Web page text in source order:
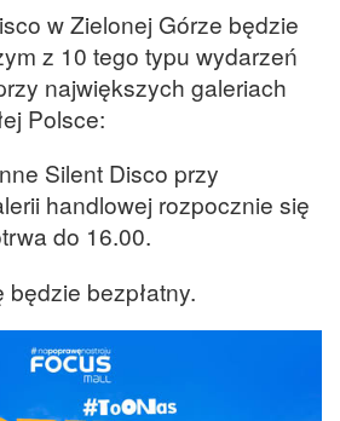
w Zielonej Górze będzie
z 10 tego typu wydarzeń
największych galeriach
Polsce:
Silent Disco przy
handlowej rozpocznie się
do 16.00.
bezpłatny.